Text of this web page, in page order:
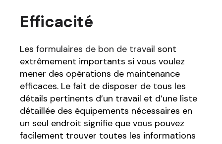
Efficacité
Lesformulaires de bon de travail sont
extrêmement importants si vous voulez
mener des opérations de maintenance
efficaces. Le fait de disposer de tous les
détails pertinents d’un travail et d’une liste
détaillée des équipements nécessaires en
un seul endroit signifie que vous pouvez
facilement trouver toutes les informations